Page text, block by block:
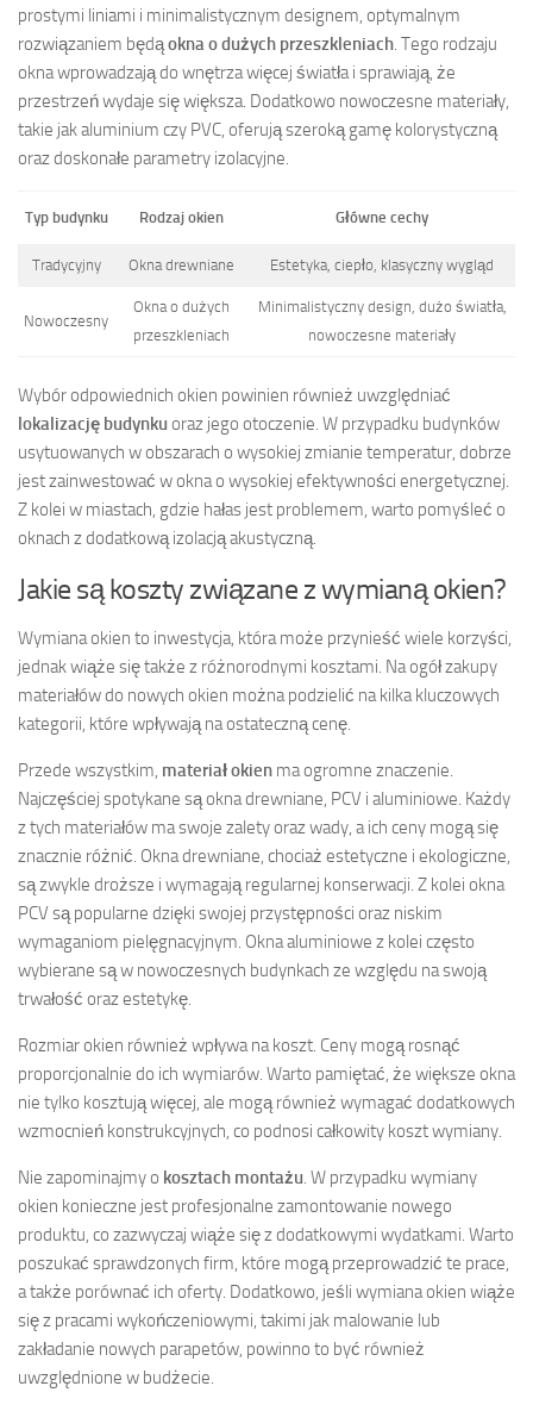
prostymi liniami i minimalistycznym designem, optymalnym
rozwiązaniem będąokna o dużych przeszkleniach. Tego rodzaju
okna wprowadzają do wnętrza więcej światła i sprawiają, że
przestrzeń wydaje się większa. Dodatkowo nowoczesne materiały,
takie jak aluminium czy PVC, oferują szeroką gamę kolorystyczną
oraz doskonałe parametry izolacyjne.
Typ budynku Rodzaj okien Główne cechy
Tradycyjny Okna drewniane Estetyka, ciepło, klasyczny wygląd
Nowoczesny
Okna o dużych
przeszkleniach
Minimalistyczny design, dużo światła,
nowoczesne materiały
Wybór odpowiednich okien powinien również uwzględniać
lokalizację budynkuoraz jego otoczenie. W przypadku budynków
usytuowanych w obszarach o wysokiej zmianie temperatur, dobrze
jest zainwestować w okna o wysokiej efektywności energetycznej.
Z kolei w miastach, gdzie hałas jest problemem, warto pomyśleć o
oknach z dodatkową izolacją akustyczną.
Jakie są koszty związane z wymianą okien?
Wymiana okien to inwestycja, która może przynieść wiele korzyści,
jednak wiąże się także z różnorodnymi kosztami. Na ogół zakupy
materiałów do nowych okien można podzielić na kilka kluczowych
kategorii, które wpływają na ostateczną cenę.
Przede wszystkim, materiał okien ma ogromne znaczenie.
Najczęściej spotykane są okna drewniane, PCV i aluminiowe. Każdy
z tych materiałów ma swoje zalety oraz wady, a ich ceny mogą się
znacznie różnić. Okna drewniane, chociaż estetyczne i ekologiczne,
są zwykle droższe i wymagają regularnej konserwacji. Z kolei okna
PCV są popularne dzięki swojej przystępności oraz niskim
wymaganiom pielęgnacyjnym. Okna aluminiowe z kolei często
wybierane są w nowoczesnych budynkach ze względu na swoją
trwałość oraz estetykę.
Rozmiar okien również wpływa na koszt. Ceny mogą rosnąć
proporcjonalnie do ich wymiarów. Warto pamiętać, że większe okna
nie tylko kosztują więcej, ale mogą również wymagać dodatkowych
wzmocnień konstrukcyjnych, co podnosi całkowity koszt wymiany.
Nie zapominajmy o kosztach montażu. W przypadku wymiany
okien konieczne jest profesjonalne zamontowanie nowego
produktu, co zazwyczaj wiąże się z dodatkowymi wydatkami. Warto
poszukać sprawdzonych firm, które mogą przeprowadzić te prace,
a także porównać ich oferty. Dodatkowo, jeśli wymiana okien wiąże
się z pracami wykończeniowymi, takimi jak malowanie lub
zakładanie nowych parapetów, powinno to być również
uwzględnione w budżecie.